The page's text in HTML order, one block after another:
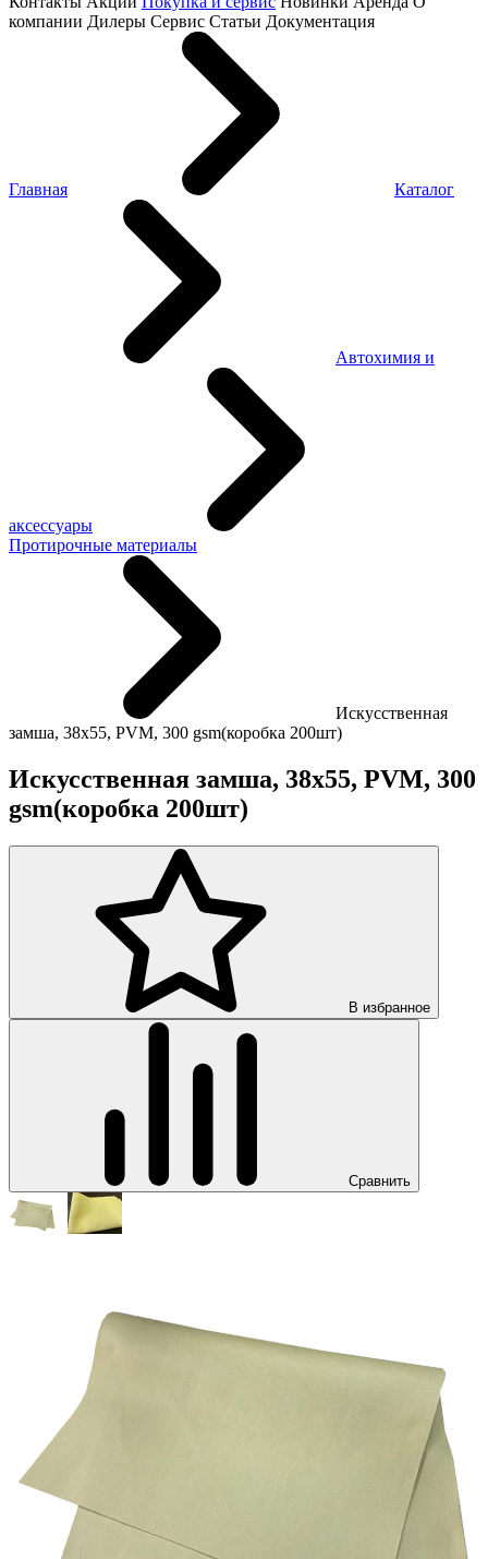
компании Дилеры Сервис Статьи Документация
Главная Каталог
Автохимия и
аксессуары
Протирочные материалы
Искусственная
замша, 38х55, PVM, 300 gsm(коробка 200шт)
Искусственная замша, 38х55, PVM, 300
gsm(коробка 200шт)
В избранное
Сравнить